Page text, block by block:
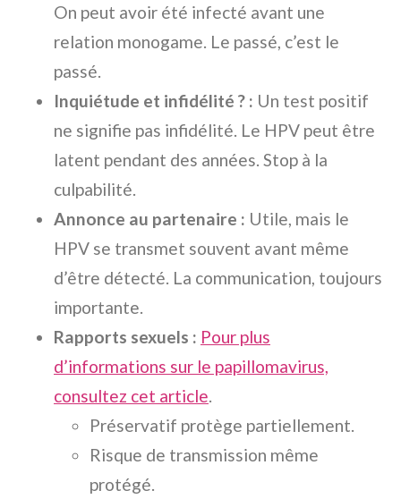
On peut avoir été infecté avant une
relation monogame. Le passé, c’est le
passé.
Inquiétude et infidélité ? : Un test positif
ne signifie pas infidélité. Le HPV peut être
latent pendant des années. Stop à la
culpabilité.
Annonce au partenaire : Utile, mais le
HPV se transmet souvent avant même
d’être détecté. La communication, toujours
importante.
Rapports sexuels : Pour plus
d’informations sur le papillomavirus,
consultez cet article.
Préservatif protège partiellement.
Risque de transmission même
protégé.